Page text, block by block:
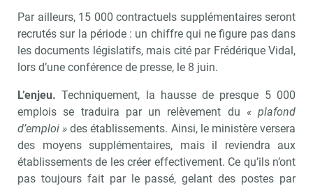
Par ailleurs, 15 000 contractuels supplémentaires seront
recrutés sur la période : un chiffre qui ne figure pas dans
les documents législatifs, mais cité par Frédérique Vidal,
lors d’une conférence de presse, le 8 juin.
L’enjeu.Techniquement, la hausse de presque 5 000
emplois se traduira par un relèvement du « plafond
d’emploi » des établissements. Ainsi, le ministère versera
des moyens supplémentaires, mais il reviendra aux
établissements de les créer effectivement. Ce qu’ils n’ont
pas toujours fait par le passé, gelant des postes par